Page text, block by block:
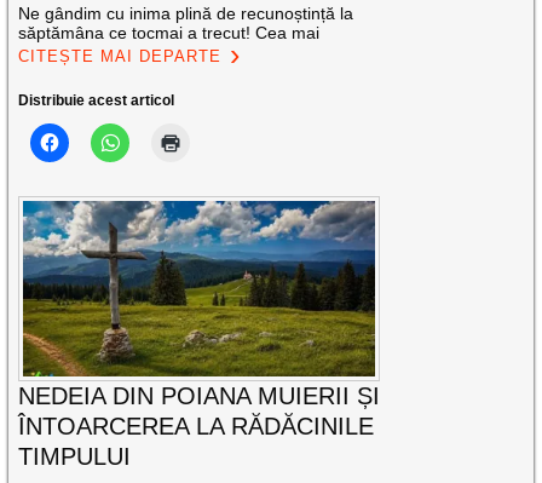
Ne gândim cu inima plină de recunoștință la
săptămâna ce tocmai a trecut! Cea mai
CITEȘTE MAI DEPARTE
Distribuie acest articol
NEDEIA DIN POIANA MUIERII ȘI
ÎNTOARCEREA LA RĂDĂCINILE
TIMPULUI